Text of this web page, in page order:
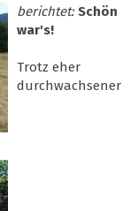
berichtet:Schön
war's!
Trotz eher
durchwachsener